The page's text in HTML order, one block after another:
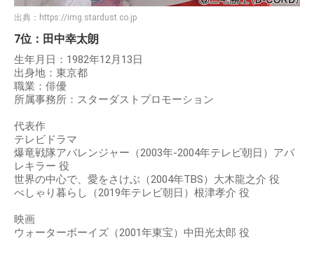
出典： https://img.stardust.co.jp
7位：田中幸太朗
生年月日：1982年12月13日
出身地：東京都
職業：俳優
所属事務所：スターダストプロモーション
代表作
テレビドラマ
爆竜戦隊アバレンジャー（2003年-2004年テレビ朝日）アバ
レキラー 役
世界の中心で、愛をさけぶ（2004年TBS）大木龍之介 役
べしゃり暮らし（2019年テレビ朝日）根津孝介 役
映画
ウォーターボーイズ（2001年東宝）中田光太郎 役